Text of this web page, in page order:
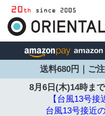
送料680円｜ご
8月6日(木)14時ま
【台風13号接
台風13号接近